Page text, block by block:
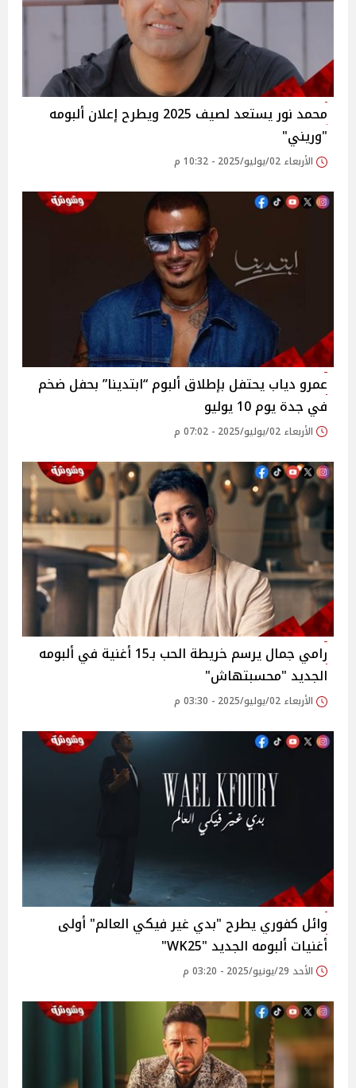
محمد نور يستعد لصيف 2025 ويطرح إعلان ألبومه
"وريني"‎
الأربعاء 02/يوليو/2025 - 10:32 م
عمرو دياب يحتفل بإطلاق ألبوم “ابتدينا” بحفل ضخم
في جدة يوم 10 يوليو‎
الأربعاء 02/يوليو/2025 - 07:02 م
رامي جمال يرسم خريطة الحب بـ15 أغنية في ألبومه
الجديد "محسبتهاش"
الأربعاء 02/يوليو/2025 - 03:30 م
وائل كفوري يطرح "بدي غير فيكي العالم" أولى
أغنيات ألبومه الجديد WK25"‎"
الأحد 29/يونيو/2025 - 03:20 م